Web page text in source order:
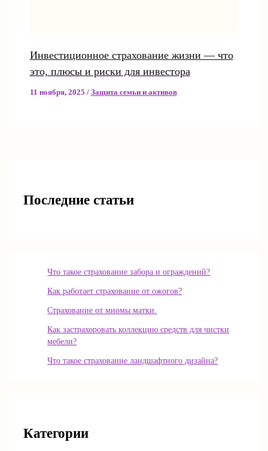
Инвестиционное страхование жизни — что
это, плюсы и риски для инвестора
11 ноября, 2025 / Защита семьи и активов
Последние статьи
Что такое страхование забора и ограждений?
Как работает страхование от ожогов?
Страхование от миомы матки.
Как застрахоровать коллекцию средств для чистки
мебели?
Что такое страхование ландшафтного дизайна?
Категории